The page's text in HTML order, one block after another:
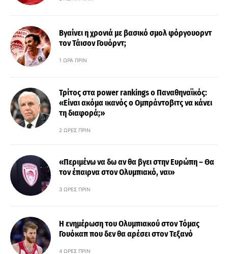
Βγαίνει η χρονιά με βασικό σμολ φόργουορντ
τον Τάισον Γουόρντ;
1 ΏΡΑ ΠΡΙΝ
Τρίτος στα power rankings ο Παναθηναϊκός:
«Είναι ακόμα ικανός ο Ομπράντοβιτς να κάνει
τη διαφορά;»
2 ΏΡΕΣ ΠΡΙΝ
«Περιμένω να δω αν θα βγει στην Ευρώπη – Θα
τον έπαιρνα στον Ολυμπιακό, ναι»
3 ΏΡΕΣ ΠΡΙΝ
Η ενημέρωση του Ολυμπιακού στον Τόμας
Γουόκαπ που δεν θα αρέσει στον Τεξανό
4 ΏΡΕΣ ΠΡΙΝ